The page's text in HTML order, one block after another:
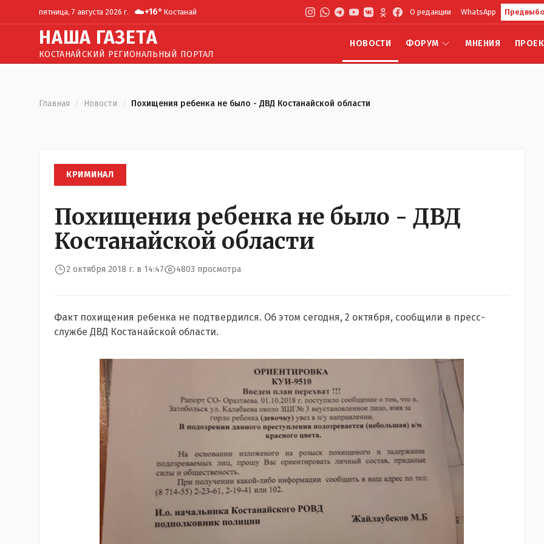
пятница, 7 августа 2026 г. ☁️+16° Костанай О редакции WhatsApp
НАША ГАЗЕТА
КОСТАНАЙСКИЙ РЕГИОНАЛЬНЫЙ ПОРТАЛ
НОВОСТИ ФОРУМ МНЕНИЯ
Главная / Новости / Похищения ребенка не было - ДВД Костанайской области
КРИМИНАЛ
Похищения ребенка не было - ДВД
Костанайской области
2 октября 2018 г. в 14:47 4803 просмотра
Факт похищения ребенка не подтвердился. Об этом сегодня, 2 октября, сообщили в пресс-
службе ДВД Костанайской области.